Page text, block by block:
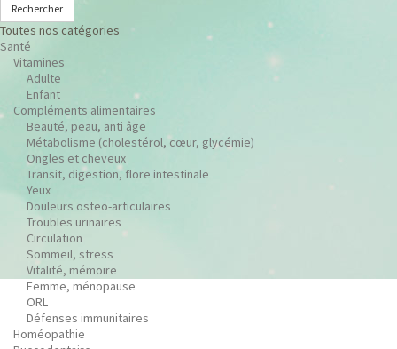
Rechercher
Toutes nos catégories
Santé
Vitamines
Adulte
Enfant
Compléments alimentaires
Beauté, peau, anti âge
Métabolisme (cholestérol, cœur, glycémie)
Ongles et cheveux
Transit, digestion, flore intestinale
Yeux
Douleurs osteo-articulaires
Troubles urinaires
Circulation
Sommeil, stress
Vitalité, mémoire
Femme, ménopause
ORL
Défenses immunitaires
Homéopathie